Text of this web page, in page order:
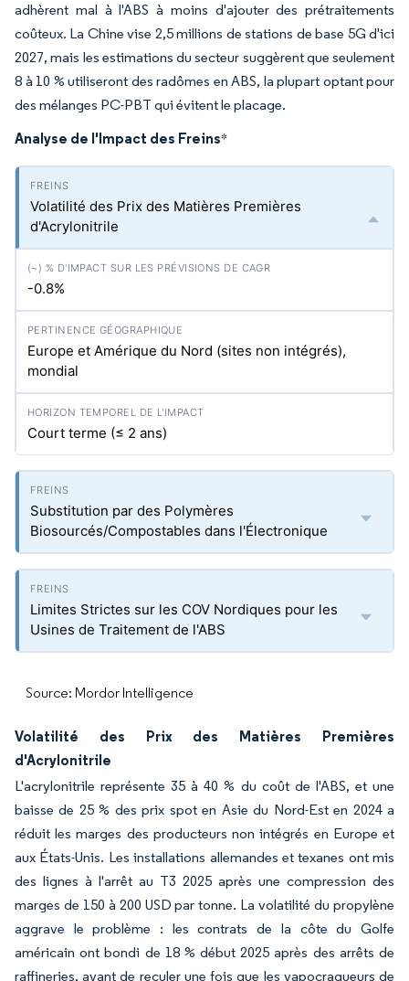
adhèrent mal à l'ABS à moins d'ajouter des prétraitements
coûteux. La Chine vise 2,5 millions de stations de base 5G d'ici
2027, mais les estimations du secteur suggèrent que seulement
8 à 10 % utiliseront des radômes en ABS, la plupart optant pour
des mélanges PC-PBT qui évitent le placage.
Analyse de l'Impact des Freins*
Volatilité des Prix des Matières Premières
d'Acrylonitrile
-0.8%
Europe et Amérique du Nord (sites non intégrés),
mondial
Court terme (≤ 2 ans)
Substitution par des Polymères
Biosourcés/Compostables dans l'Électronique
Limites Strictes sur les COV Nordiques pour les
Usines de Traitement de l'ABS
Source: Mordor Intelligence
Volatilité des Prix des Matières Premières
d'Acrylonitrile
L'acrylonitrile représente 35 à 40 % du coût de l'ABS, et une
baisse de 25 % des prix spot en Asie du Nord-Est en 2024 a
réduit les marges des producteurs non intégrés en Europe et
aux États-Unis. Les installations allemandes et texanes ont mis
des lignes à l'arrêt au T3 2025 après une compression des
marges de 150 à 200 USD par tonne. La volatilité du propylène
aggrave le problème : les contrats de la côte du Golfe
américain ont bondi de 18 % début 2025 après des arrêts de
raffineries, avant de reculer une fois que les vapocraqueurs de